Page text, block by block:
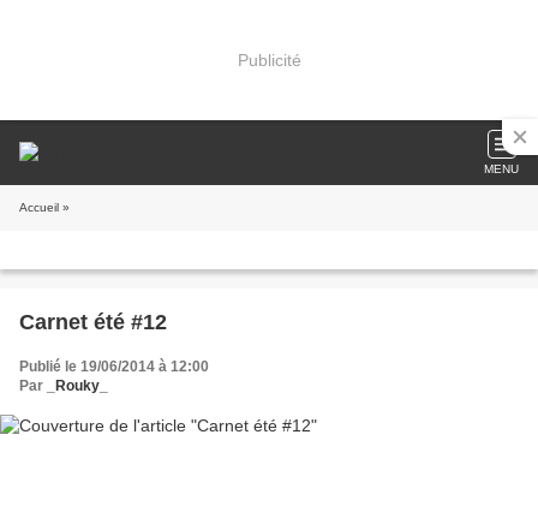
Publicité
MENU
Accueil »
Carnet été #12
Publié le 19/06/2014 à 12:00
Par
_Rouky_